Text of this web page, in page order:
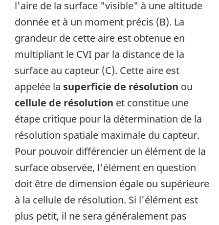
l'aire de la surface "visible" à une altitude
donnée et à un moment précis (B). La
grandeur de cette aire est obtenue en
multipliant le CVI par la distance de la
surface au capteur (C). Cette aire est
appelée la superficie de résolution ou
cellule de résolution et constitue une
étape critique pour la détermination de la
résolution spatiale maximale du capteur.
Pour pouvoir différencier un élément de la
surface observée, l'élément en question
doit être de dimension égale ou supérieure
à la cellule de résolution. Si l'élément est
plus petit, il ne sera généralement pas